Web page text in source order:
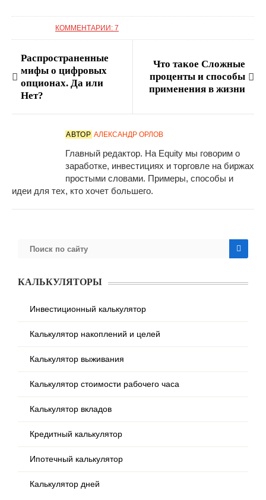
КОММЕНТАРИИ: 7
Распространенные
мифы о цифровых
опционах. Да или
Нет?
Что такое Сложные
проценты и способы
применения в жизни
АВТОР АЛЕКСАНДР ОРЛОВ
Главный редактор. На Equity мы говорим о
заработке, инвестициях и торговле на биржах
простыми словами. Примеры, способы и
идеи для тех, кто хочет большего.
КАЛЬКУЛЯТОРЫ
Инвестиционный калькулятор
Калькулятор накоплений и целей
Калькулятор выживания
Калькулятор стоимости рабочего часа
Калькулятор вкладов
Кредитный калькулятор
Ипотечный калькулятор
Калькулятор дней